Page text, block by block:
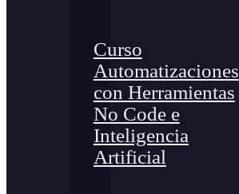
Curso
Automatizaciones
con Herramientas
No Code e
Inteligencia
Artificial